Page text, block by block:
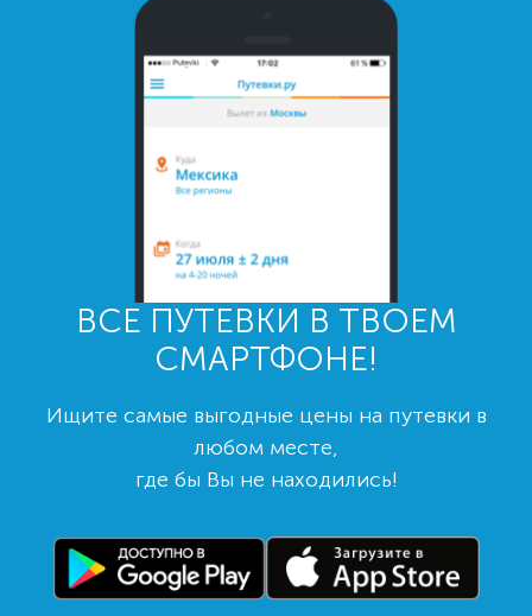
ВСЕ ПУТЕВКИ В ТВОЕМ
СМАРТФОНЕ!
Ищите самые выгодные цены на путевки в
любом месте,
где бы Вы не находились!